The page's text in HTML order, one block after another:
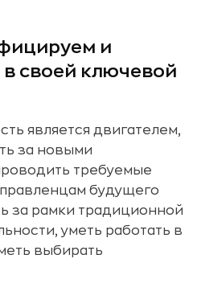
и
своей ключевой
является двигателем,
за новыми
требуемые
будущего
за рамки традиционной
уметь работать в
выбирать